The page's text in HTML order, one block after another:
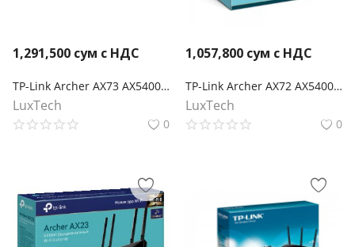
1,291,500 сум с НДС
TP-Link Archer AX73 AX5400 Двухдиапазонный гигабитный Wi‑Fi 6 роутер
LuxTech
0
1,057,800 сум с НДС
TP-Link Archer AX72 AX5400 Двух-диапазонный, гигабитный Wi-Fi 6 роутер
LuxTech
0